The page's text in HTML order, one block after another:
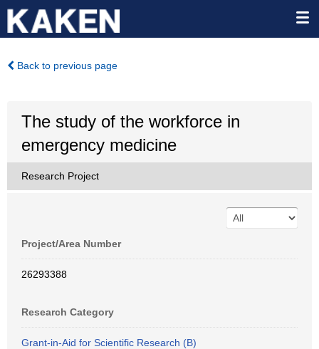
Back to previous page
The study of the workforce in
emergency medicine
Research Project
Project/Area Number
26293388
Research Category
Grant-in-Aid for Scientific Research (B)